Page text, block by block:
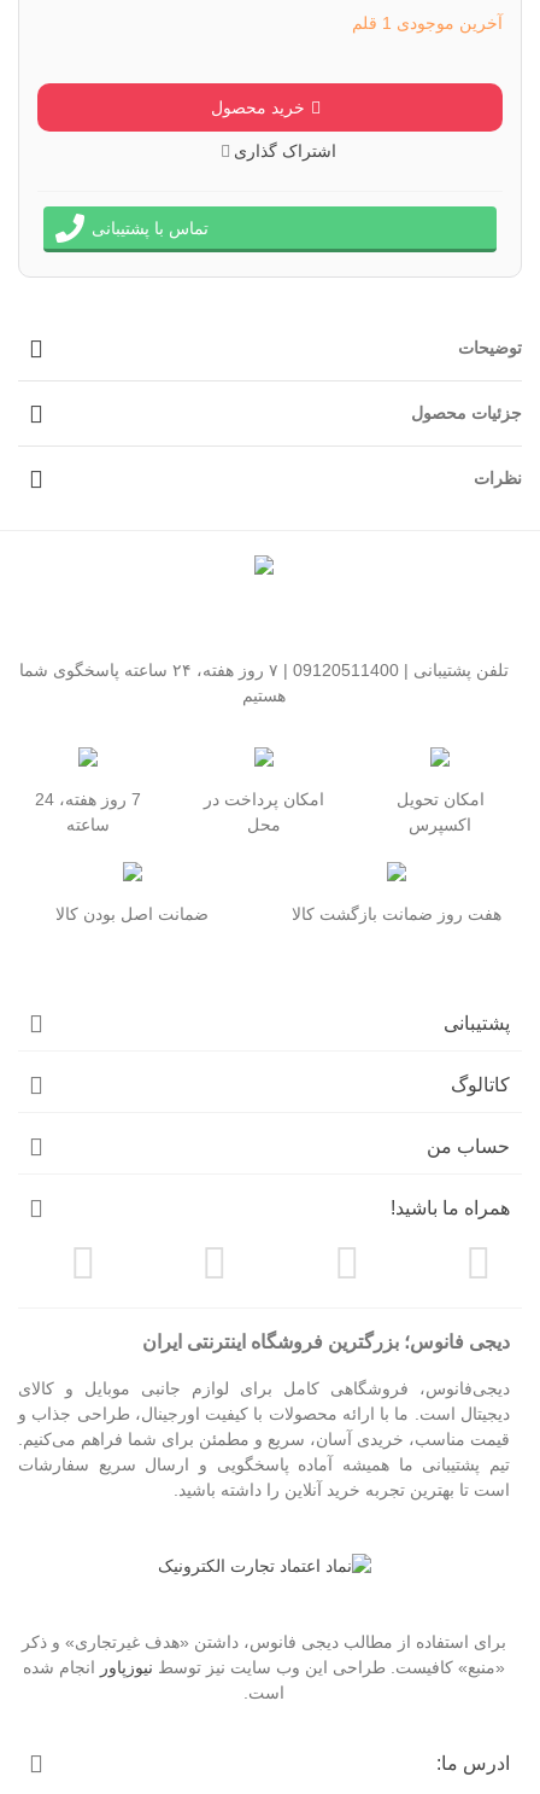
(1)
(2)
آخرین موجودی 1 قلم
خرید محصول
اشتراک گذاری
تماس با پشتیبانی
توضیحات
جزئیات محصول
نظرات
تلفن پشتیبانی | 09120511400 | ۷ روز هفته، ۲۴ ساعته پاسخگوی شما
هستیم
امکان تحویل
اکسپرس
امکان پرداخت در
محل
7 روز هفته، 24
ساعته
هفت روز ضمانت بازگشت کالا ضمانت اصل بودن کالا
پشتیبانی
کاتالوگ
حساب من
همراه ما باشید!
دیجی فانوس؛ بزرگترین فروشگاه اینترنتی ایران
دیجی‌فانوس، فروشگاهی کامل برای لوازم جانبی موبایل و کالای
دیجیتال است. ما با ارائه محصولات با کیفیت اورجینال، طراحی جذاب و
قیمت مناسب، خریدی آسان، سریع و مطمئن برای شما فراهم می‌کنیم.
تیم پشتیبانی ما همیشه آماده پاسخگویی و ارسال سریع سفارشات
است تا بهترین تجربه خرید آنلاین را داشته باشید.
برای استفاده از مطالب دیجی فانوس، داشتن «هدف غیرتجاری» و ذکر
«منبع» کافیست. طراحی این وب سایت نیز توسط نیوزپاور انجام شده
است.
ادرس ما: